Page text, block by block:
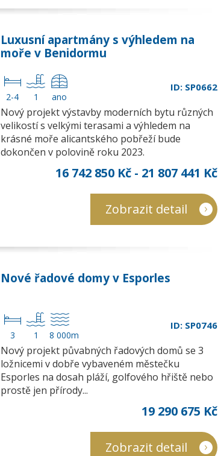
Luxusní apartmány s výhledem na
moře v Benidormu
2-4 1 ano
ID: SP0662
Nový projekt výstavby moderních bytu různých
velikostí s velkými terasami a výhledem na
krásné moře alicantského pobřeží bude
dokončen v polovině roku 2023.
16 742 850 Kč - 21 807 441 Kč
Zobrazit detail
Nové řadové domy v Esporles
3 1 8 000m
ID: SP0746
Nový projekt půvabných řadových domů se 3
ložnicemi v dobře vybaveném městečku
Esporles na dosah pláží, golfového hřiště nebo
prostě jen přírody...
19 290 675 Kč
Zobrazit detail